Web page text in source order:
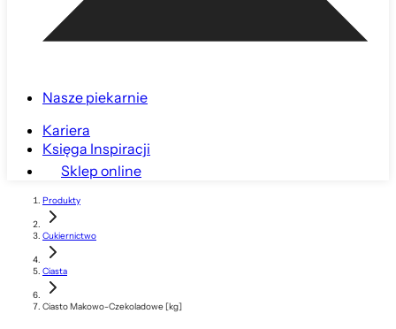
Nasze piekarnie
Kariera
Księga Inspiracji
Sklep online
Produkty
Cukiernictwo
Ciasta
Ciasto Makowo-Czekoladowe [kg]